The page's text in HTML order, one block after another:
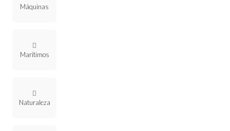
Máquinas
Marítimos
Naturaleza